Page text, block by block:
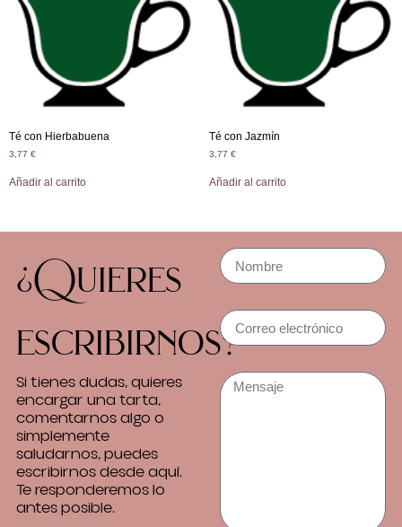
Té con Hierbabuena
3,77 €
Añadir al carrito
Té con Jazmín
3,77 €
Añadir al carrito
¿Quieres
escribirnos?
Si tienes dudas, quieres
encargar una tarta,
comentarnos algo o
simplemente
saludarnos, puedes
escribirnos desde aquí.
Te responderemos lo
antes posible.